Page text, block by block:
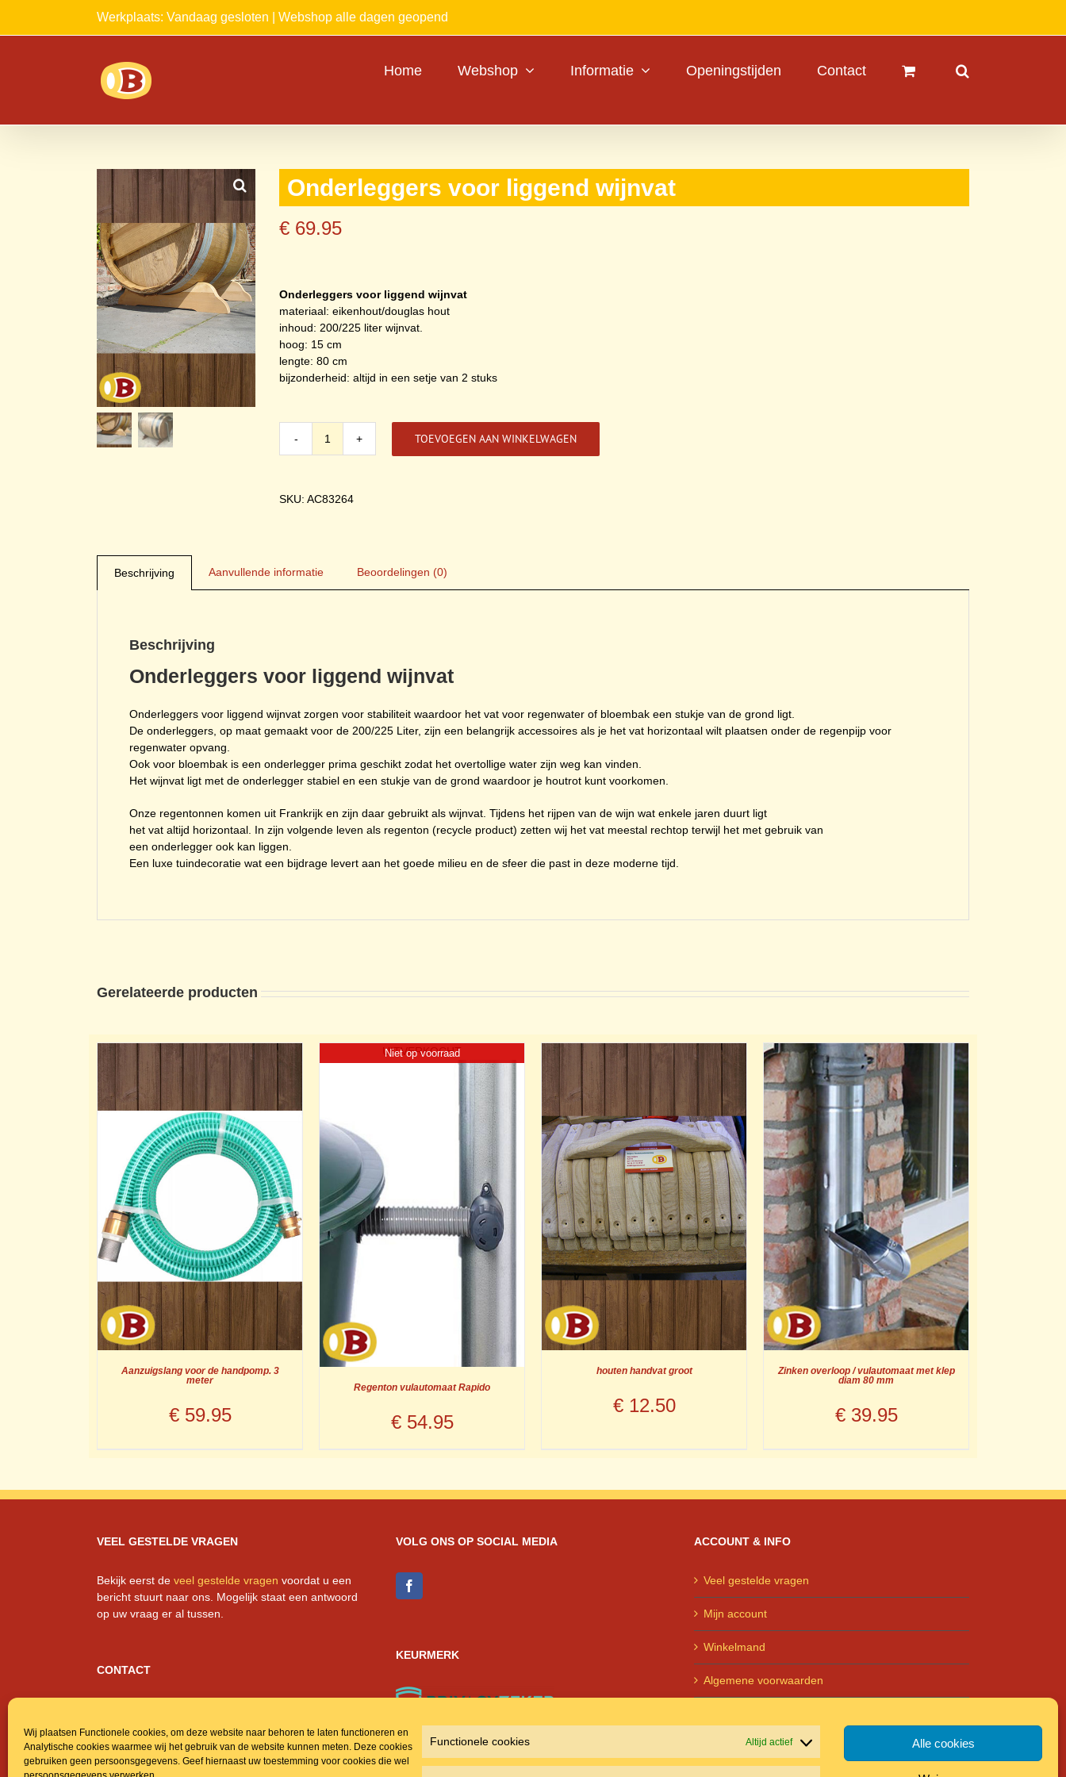
Wij plaatsen Functionele cookies, om deze website naar behoren te laten functioneren en
Analytische cookies waarmee wij het gebruik van de website kunnen meten. Deze cookies
gebruiken geen persoonsgegevens. Geef hiernaast uw toestemming voor cookies die wel
Functionele cookies Altijd actief Alle cookies
Werkplaats: Vandaag gesloten | Webshop alle dagen geopend
Home Webshop Informatie Openingstijden Contact
Onderleggers voor liggend wijnvat
€ 69.95
Onderleggers voor liggend wijnvat
materiaal: eikenhout/douglas hout
inhoud: 200/225 liter wijnvat.
hoog: 15 cm
lengte: 80 cm
bijzonderheid: altijd in een setje van 2 stuks
Onderleggers
wijnvat
TOEVOEGEN AAN WINKELWAGEN
SKU: AC83264
Beschrijving Aanvullende informatie Beoordelingen (0)
Beschrijving
Onderleggers voor liggend wijnvat
Onderleggers voor liggend wijnvat zorgen voor stabiliteit waardoor het vat voor regenwater of bloembak een stukje van de grond ligt.
De onderleggers, op maat gemaakt voor de 200/225 Liter, zijn een belangrijk accessoires als je het vat horizontaal wilt plaatsen onder de regenpijp voor
regenwater opvang.
Ook voor bloembak is een onderlegger prima geschikt zodat het overtollige water zijn weg kan vinden.
Het wijnvat ligt met de onderlegger stabiel en een stukje van de grond waardoor je houtrot kunt voorkomen.
Onze regentonnen komen uit Frankrijk en zijn daar gebruikt als wijnvat. Tijdens het rijpen van de wijn wat enkele jaren duurt ligt
het vat altijd horizontaal. In zijn volgende leven als regenton (recycle product) zetten wij het vat meestal rechtop terwijl het met gebruik van
een onderlegger ook kan liggen.
Een luxe tuindecoratie wat een bijdrage levert aan het goede milieu en de sfeer die past in deze moderne tijd.
Gerelateerde producten
Aanzuigslang voor de handpomp. 3
meter
€59.95
Niet op voorraad
UITVERKOCHT
Regenton vulautomaat Rapido
€54.95
houten handvat groot
€12.50
Zinken overloop / vulautomaat met klep
diam 80 mm
€39.95
VEEL GESTELDE VRAGEN
Bekijk eerst de veel gestelde vragen voordat u een
bericht stuurt naar ons. Mogelijk staat een antwoord
op uw vraag er al tussen.
CONTACT
info@regentonnen.nl
+31 (0)6 23 16 49 62
VOLG ONS OP SOCIAL MEDIA
KEURMERK
ACCOUNT & INFO
Veel gestelde vragen
Mijn account
Winkelmand
Algemene voorwaarden